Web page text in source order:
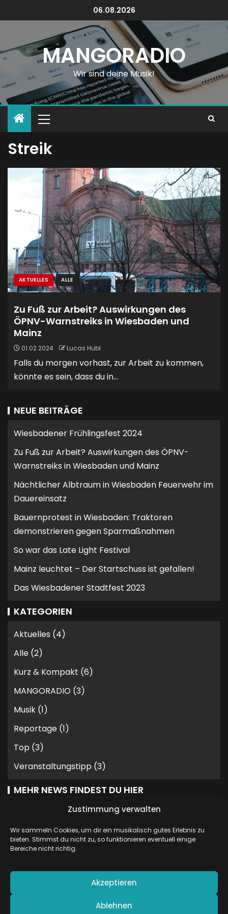
Zustimmung verwalten
Wir sammeln Cookies, um dir ein musikalisch gutes Erlebnis zu
bieten. Stimmst du nicht zu, so funktionieren eventuell einige
Bereiche nicht richtig.
Akzeptieren
Ablehnen
06.08.2026
MANGORADIO
Wir sind deine Musik!
Streik
AKTUELLES ALLE
Zu Fuß zur Arbeit? Auswirkungen des
ÖPNV-Warnstreiks in Wiesbaden und
Mainz
01.02.2024 Lucas Hubl
Falls du morgen vorhast, zur Arbeit zu kommen,
könnte es sein, dass du in...
NEUE BEITRÄGE
Wiesbadener Frühlingsfest 2024
Zu Fuß zur Arbeit? Auswirkungen des ÖPNV-
Warnstreiks in Wiesbaden und Mainz
Nächtlicher Albtraum in Wiesbaden Feuerwehr im
Dauereinsatz
Bauernprotest in Wiesbaden: Traktoren
demonstrieren gegen Sparmaßnahmen
So war das Late Light Festival
Mainz leuchtet – Der Startschuss ist gefallen!
Das Wiesbadener Stadtfest 2023
KATEGORIEN
Aktuelles (4)
Alle (2)
Kurz & Kompakt (6)
MANGORADIO (3)
Musik (1)
Reportage (1)
Top (3)
Veranstaltungstipp (3)
MEHR NEWS FINDEST DU HIER
STATISTIKEN